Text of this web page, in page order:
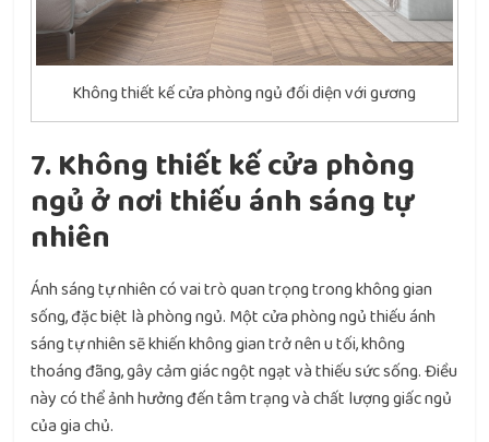
Không thiết kế cửa phòng ngủ đối diện với gương
7. Không thiết kế cửa phòng
ngủ ở nơi thiếu ánh sáng tự
nhiên
Ánh sáng tự nhiên có vai trò quan trọng trong không gian
sống, đặc biệt là phòng ngủ. Một cửa phòng ngủ thiếu ánh
sáng tự nhiên sẽ khiến không gian trở nên u tối, không
thoáng đãng, gây cảm giác ngột ngạt và thiếu sức sống. Điều
này có thể ảnh hưởng đến tâm trạng và chất lượng giấc ngủ
của gia chủ.